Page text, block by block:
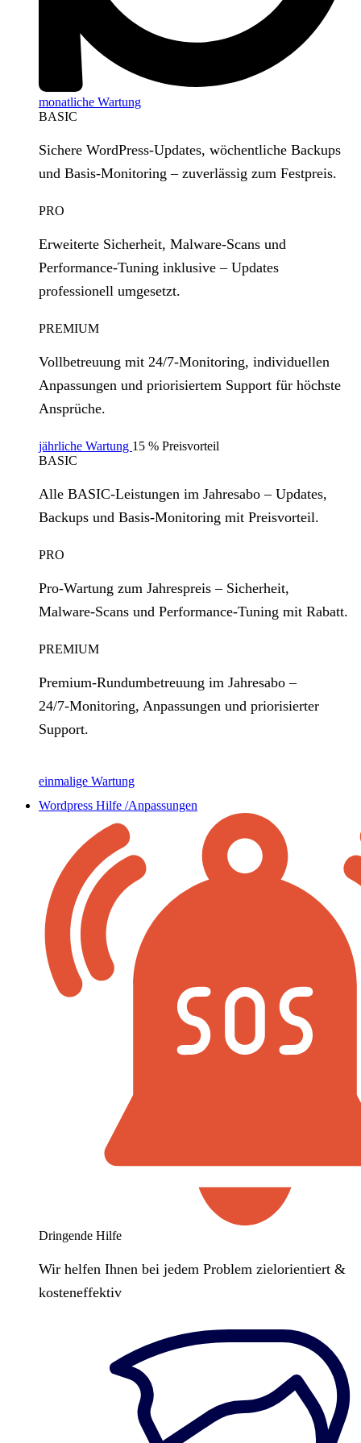
monatliche Wartung
BASIC
Sichere WordPress‑Updates, wöchentliche Backups
und Basis‑Monitoring – zuverlässig zum Festpreis.
PRO
Erweiterte Sicherheit, Malware‑Scans und
Performance‑Tuning inklusive – Updates
professionell umgesetzt.
PREMIUM
Vollbetreuung mit 24/7‑Monitoring, individuellen
Anpassungen und priorisiertem Support für höchste
Ansprüche.
jährliche Wartung 15 % Preisvorteil
BASIC
Alle BASIC‑Leistungen im Jahresabo – Updates,
Backups und Basis‑Monitoring mit Preisvorteil.
PRO
Pro‑Wartung zum Jahrespreis – Sicherheit,
Malware‑Scans und Performance‑Tuning mit Rabatt.
PREMIUM
Premium‑Rundumbetreuung im Jahresabo –
24/7‑Monitoring, Anpassungen und priorisierter
Support.
einmalige Wartung
Wordpress Hilfe /Anpassungen
Dringende Hilfe
Wir helfen Ihnen bei jedem Problem zielorientiert &
kosteneffektiv